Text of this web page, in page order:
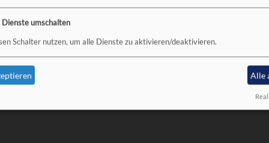
Fußbereichsmenü
Impressum
Kontakt
Cookie-Einstellungen
Dienste umschalten
Schalter nutzen, um alle Dienste zu aktivieren/deaktivieren.
Alle